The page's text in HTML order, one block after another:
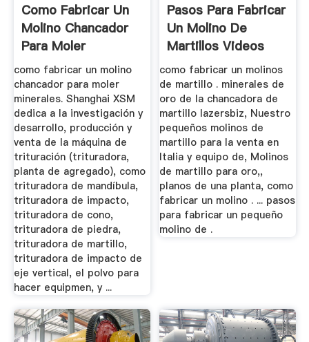
Como Fabricar Un
Molino Chancador
Para Moler
Minerales ...
como fabricar un molino
chancador para moler
minerales. Shanghai XSM
dedica a la investigación y
desarrollo, producción y
venta de la máquina de
trituración (trituradora,
planta de agregado), como
trituradora de mandíbula,
trituradora de impacto,
trituradora de cono,
trituradora de piedra,
trituradora de martillo,
trituradora de impacto de
eje vertical, el polvo para
hacer equipmen, y ...
Pasos Para Fabricar
Un Molino De
Martillos Videos
como fabricar un molinos
de martillo . minerales de
oro de la chancadora de
martillo lazersbiz, Nuestro
pequeños molinos de
martillo para la venta en
Italia y equipo de, Molinos
de martillo para oro,,
planos de una planta, como
fabricar un molino . ... pasos
para fabricar un pequeño
molino de .